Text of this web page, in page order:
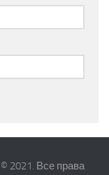
© 2021. Все права